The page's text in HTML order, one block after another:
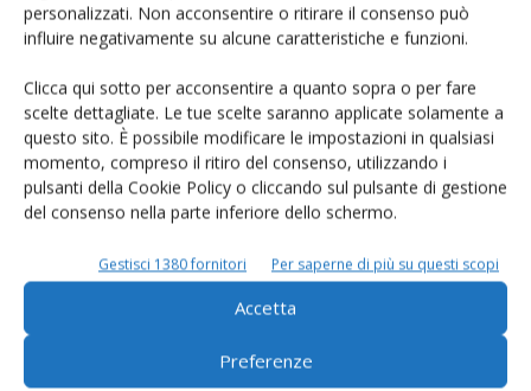
personalizzati. Non acconsentire o ritirare il consenso può
influire negativamente su alcune caratteristiche e funzioni.
Clicca qui sotto per acconsentire a quanto sopra o per fare
scelte dettagliate. Le tue scelte saranno applicate solamente a
questo sito. È possibile modificare le impostazioni in qualsiasi
momento, compreso il ritiro del consenso, utilizzando i
pulsanti della Cookie Policy o cliccando sul pulsante di gestione
del consenso nella parte inferiore dello schermo.
Gestisci 1380 fornitori Per saperne di più su questi scopi
Accetta
Preferenze
Fertirrigazione, tecnica positiva se
progettata e realizzata
correttamente
I risultati ottenuti dalle attività in campo svolte in Italia e in
tecnica fertirrigua. I risultati ottenuti hanno dimostrato che
è possibile utilizzare gli effluenti di allevamento con risultati
agronomici di rilievo e con riduzione delle emissioni di